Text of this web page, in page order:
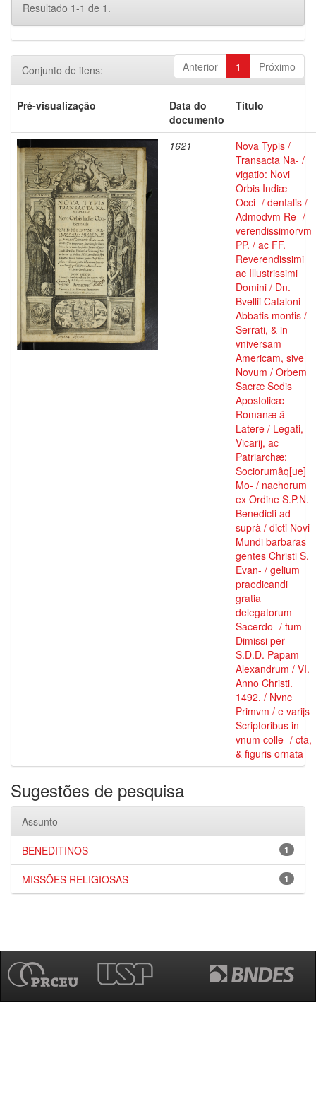
Resultado 1-1 de 1.
Anterior 1 Próximo
Conjunto de itens:
Pré-visualização
Data do
documento
Título
1621
Nova Typis /
Transacta Na- /
vigatio: Novi
Orbis Indiæ
Occi- / dentalis /
Admodvm Re- /
verendissimorvm
PP. / ac FF.
Reverendissimi
ac Illustrissimi
Domini / Dn.
Bvellii Cataloni
Abbatis montis /
Serrati, & in
vniversam
Americam, sive
Novum / Orbem
Sacræ Sedis
Apostolicæ
Romanæ â
Latere / Legati,
Vicarij, ac
Patriarchæ:
Sociorumâq[ue]
Mo- / nachorum
ex Ordine S.P.N.
Benedicti ad
suprà / dicti Novi
Mundi barbaras
gentes Christi S.
Evan- / gelium
praedicandi
gratia
delegatorum
Sacerdo- / tum
Dimissi per
S.D.D. Papam
Alexandrum / VI.
Anno Christi.
1492. / Nvnc
Primvm / e varijs
Scriptoribus in
vnum colle- / cta,
& figuris ornata
Sugestões de pesquisa
Assunto
1
BENEDITINOS
1
MISSÕES RELIGIOSAS